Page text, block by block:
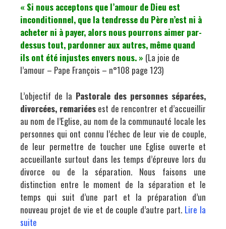
« Si nous acceptons que l’amour de Dieu est
inconditionnel, que la tendresse du Père n’est ni à
acheter ni à payer, alors nous pourrons aimer par-
dessus tout, pardonner aux autres, même quand
ils ont été injustes envers nous. » (La joie de
l’amour – Pape François – n°108 page 123)
L’objectif de la Pastorale des personnes séparées,
divorcées, remariéesest de rencontrer et d’accueillir
au nom de l’Eglise, au nom de la communauté locale les
personnes qui ont connu l’échec de leur vie de couple,
de leur permettre de toucher une Eglise ouverte et
accueillante surtout dans les temps d’épreuve lors du
divorce ou de la séparation. Nous faisons une
distinction entre le moment de la séparation et le
temps qui suit d’une part et la préparation d’un
nouveau projet de vie et de couple d’autre part. Lire la
suite